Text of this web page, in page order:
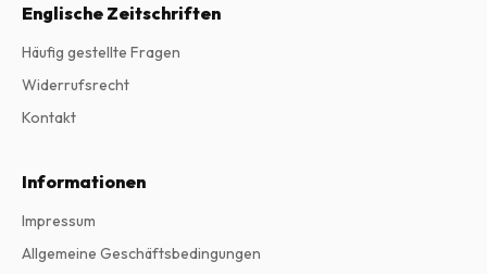
Englische Zeitschriften
Häufig gestellte Fragen
Widerrufsrecht
Kontakt
Informationen
Impressum
Allgemeine Geschäftsbedingungen